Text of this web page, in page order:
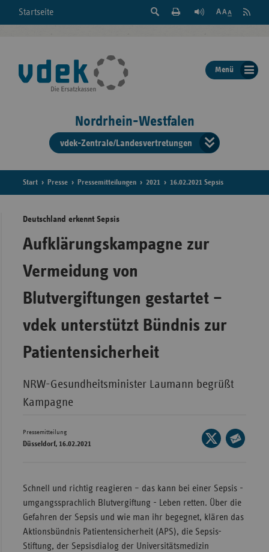
Startseite
Suche
der
Seite
Feed
Menü
Nordrhein-Westfalen
vdek-Zentrale/Landesvertretungen
der
Start Presse Pressemitteilungen 2021 16.02.2021 Sepsis
Deutschland erkennt Sepsis
Aufklärungskampagne zur
Vermeidung von
Blutvergiftungen gestartet –
vdek unterstützt Bündnis zur
Patientensicherheit
NRW-Gesundheitsminister Laumann begrüßt
Kampagne
Pressemitteilung
Düsseldorf, 16.02.2021
Seite
auf
Mail
Schnell und richtig reagieren – das kann bei einer Sepsis -
umgangssprachlich Blutvergiftung - Leben retten. Über die
Gefahren der Sepsis und wie man ihr begegnet, klären das
Aktionsbündnis Patientensicherheit (APS), die Sepsis-
Stiftung, der Sepsisdialog der Universitätsmedizin